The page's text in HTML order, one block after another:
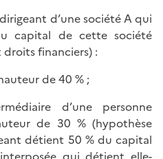
d’une société A qui
capital de cette société
financiers) :
de 40 % ;
d’une personne
de 30 % (hypothèse
détient 50 % du capital